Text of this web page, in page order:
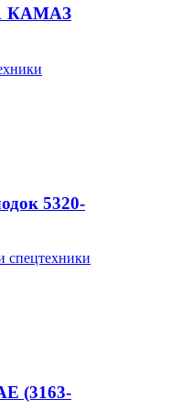
КАМАЗ
5320-
спецтехники
(3163-